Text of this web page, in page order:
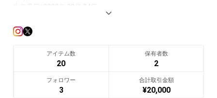
生年月日：2000年 08月 24日
東京オートサロン2022イメージガール「A-class」
2020-2021  SUPER GT300 K-tunes RACING「WinG」レースクイ
アイテム数
20
保有者数
2
フォロワー
3
合計取引金額
¥20,000